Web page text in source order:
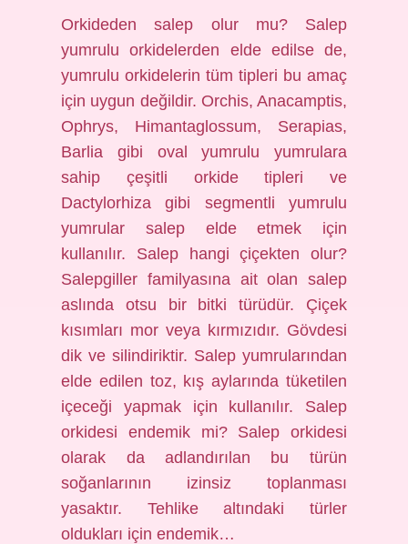
Orkideden salep olur mu? Salep
yumrulu orkidelerden elde edilse de,
yumrulu orkidelerin tüm tipleri bu amaç
için uygun değildir. Orchis, Anacamptis,
Ophrys, Himantaglossum, Serapias,
Barlia gibi oval yumrulu yumrulara
sahip çeşitli orkide tipleri ve
Dactylorhiza gibi segmentli yumrulu
yumrular salep elde etmek için
kullanılır. Salep hangi çiçekten olur?
Salepgiller familyasına ait olan salep
aslında otsu bir bitki türüdür. Çiçek
kısımları mor veya kırmızıdır. Gövdesi
dik ve silindiriktir. Salep yumrularından
elde edilen toz, kış aylarında tüketilen
içeceği yapmak için kullanılır. Salep
orkidesi endemik mi? Salep orkidesi
olarak da adlandırılan bu türün
soğanlarının izinsiz toplanması
yasaktır. Tehlike altındaki türler
oldukları için endemik…